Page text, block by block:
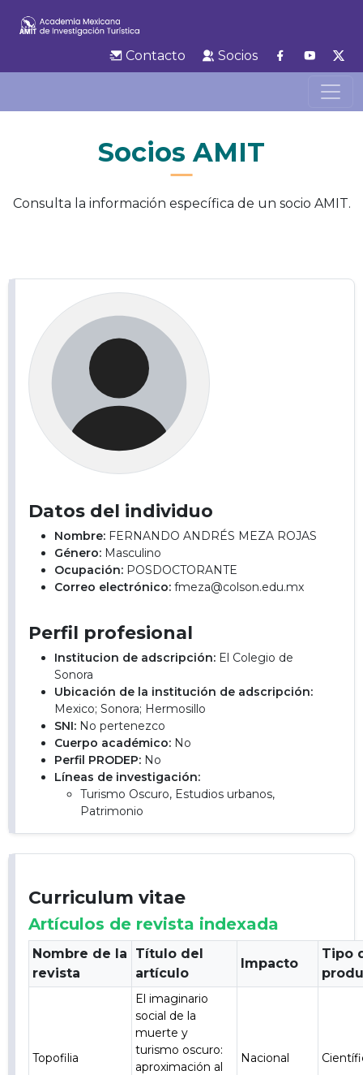
Contacto Socios
Socios AMIT
Consulta la información específica de un socio AMIT.
Datos del individuo
Nombre: FERNANDO ANDRÉS MEZA ROJAS
Género: Masculino
Ocupación: POSDOCTORANTE
Correo electrónico: fmeza@colson.edu.mx
Perfil profesional
Institucion de adscripción: El Colegio de
Sonora
Ubicación de la institución de adscripción:
Mexico; Sonora; Hermosillo
SNI: No pertenezco
Cuerpo académico: No
Perfil PRODEP: No
Líneas de investigación:
Turismo Oscuro, Estudios urbanos,
Patrimonio
Curriculum vitae
Artículos de revista indexada
Nombre de la
revista
Título del
artículo
Impacto
Tipo
Topofilia
El imaginario
social de la
muerte y
turismo oscuro:
aproximación al
Nacional